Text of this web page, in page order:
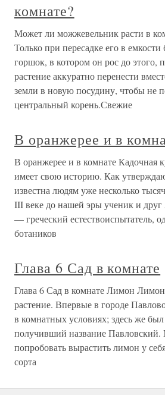
комнате?
Может ли можжевельник расти в
Только при пересадке его в
горшок, в котором он рос до этого,
растение аккуратно перенести
земли в новую посудину, чтобы не
центральный корень.Свежие
В оранжерее и в
В оранжерее и в комнате Кадочная
имеет свою историю. Как
известна людям уже несколько
III веке до нашей эры ученик и друг
— греческий естествоиспытатель,
ботаников
Глава 6 Сад в комнате
Глава 6 Сад в комнате Лимон Лимон
растение. Впервые в городе
в комнатных условиях; здесь же
получивший название
попробовать вырастить лимон у
сорта